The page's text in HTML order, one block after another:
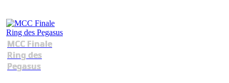
MCC Finale
Ring des
Pegasus